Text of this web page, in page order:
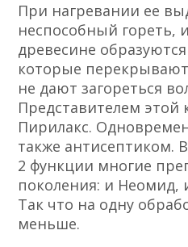
При нагревании ее
неспособный гореть,
древесине
которые
не дают загореться
Представителем этой
Пирилакс.
также антисептиком.
2 функции многие
поколения: и Неомид,
Так что на одну
меньше.